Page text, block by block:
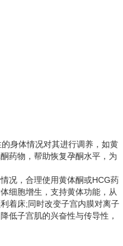
身体情况对其进行调养，如黄
药物，帮助恢复孕酮水平，为
况，合理使用黄体酮或HCG药
细胞增生，支持黄体功能，从
着床;同时改变子宫内膜对离子
低子宫肌的兴奋性与传导性，